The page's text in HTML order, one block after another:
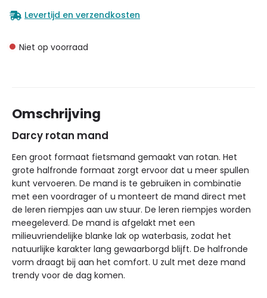
Levertijd en verzendkosten
Niet op voorraad
Omschrijving
Darcy rotan mand
Een groot formaat fietsmand gemaakt van rotan. Het
grote halfronde formaat zorgt ervoor dat u meer spullen
kunt vervoeren. De mand is te gebruiken in combinatie
met een voordrager of u monteert de mand direct met
de leren riempjes aan uw stuur. De leren riempjes worden
meegeleverd. De mand is afgelakt met een
milieuvriendelijke blanke lak op waterbasis, zodat het
natuurlijke karakter lang gewaarborgd blijft. De halfronde
vorm draagt bij aan het comfort. U zult met deze mand
trendy voor de dag komen.